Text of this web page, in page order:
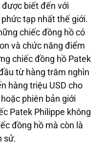
được biết đến với
tạp nhất thế giới.
chiếc đồng hồ có
và chức năng điểm
chiếc đồng hồ Patek
từ hàng trăm nghìn
hàng triệu USD cho
phiên bản giới
Patek Philippe không
đồng hồ mà còn là
sử.